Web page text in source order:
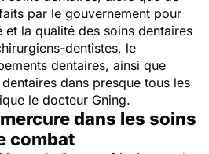
par le gouvernement pour
la qualité des soins dentaires
dentistes, le
dentaires, ainsi que
dans presque tous les
le docteur Gning.
dans les soins
combat